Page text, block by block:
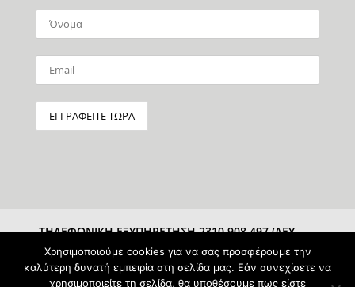
ΤΗΛΕΦΩΝΙΚΗ ΕΞΥΠΗΡΕΤΗΣΗ 2310 908 497 (ΔΕΥ-
ΣΑΒ 10:00-15:00)
Χρησιμοποιούμε cookies για να σας προσφέρουμε την
καλύτερη δυνατή εμπειρία στη σελίδα μας. Εάν συνεχίσετε να
χρησιμοποιείτε τη σελίδα, θα υποθέσουμε πως είστε